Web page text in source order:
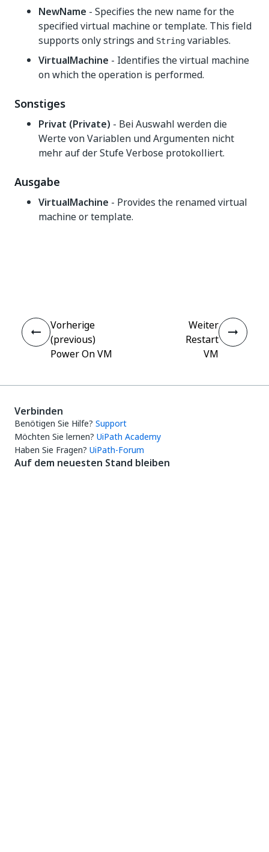
NewName - Specifies the new name for the
specified virtual machine or template. This field
supports only strings and String variables.
VirtualMachine - Identifies the virtual machine
on which the operation is performed.
Sonstiges
Privat (Private) - Bei Auswahl werden die
Werte von Variablen und Argumenten nicht
mehr auf der Stufe Verbose protokolliert.
Ausgabe
VirtualMachine - Provides the renamed virtual
machine or template.
Vorherige
(previous)
Power On VM
Weiter
Restart
VM
Verbinden
Benötigen Sie Hilfe? Support
Möchten Sie lernen? UiPath Academy
Haben Sie Fragen? UiPath-Forum
Auf dem neuesten Stand bleiben